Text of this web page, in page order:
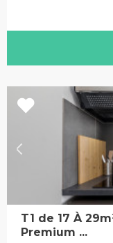
T1 de 17 À
Premium ...